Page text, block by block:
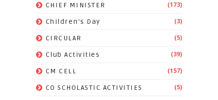
CHIEF MINISTER (173)
Children's Day (3)
CIRCULAR (5)
Club Activities (39)
CM CELL (157)
CO SCHOLASTIC ACTIVITIES
(5)